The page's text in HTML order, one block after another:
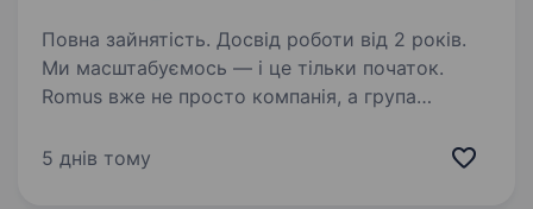
Повна зайнятість. Досвід роботи від 2 років.
Ми масштабуємось — і це тільки початок.
Romus вже не просто компанія, а група
на ринку України та за її межами. 25+ років
5 днів тому